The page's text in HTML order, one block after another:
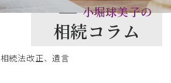
小堀球美子の
相続コラム
相続法改正、遺言